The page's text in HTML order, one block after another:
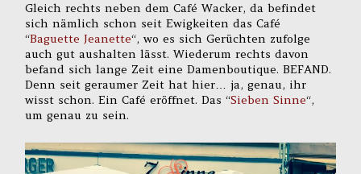
Gleich rechts neben dem Café Wacker, da befindet
sich nämlich schon seit Ewigkeiten das Café
“Baguette Jeanette“, wo es sich Gerüchten zufolge
auch gut aushalten lässt. Wiederum rechts davon
befand sich lange Zeit eine Damenboutique. BEFAND.
Denn seit geraumer Zeit hat hier… ja, genau, ihr
wisst schon. Ein Café eröffnet. Das “Sieben Sinne“,
um genau zu sein.